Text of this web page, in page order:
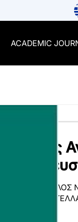
ACADEMIC
Φυσικής
ΣΤΑΥΡΌΠΟΥΛΟΣ
ΔΟΎΚΑ